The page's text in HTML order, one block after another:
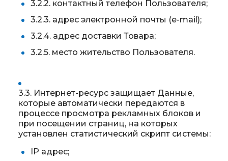
3.2.2. контактный телефон Пользователя;
3.2.3. адрес электронной почты (e-mail);
3.2.4. адрес доставки Товара;
3.2.5. место жительство Пользователя.
3.3. Интернет-ресурс защищает Данные,
которые автоматически передаются в
процессе просмотра рекламных блоков и
при посещении страниц, на которых
установлен статистический скрипт системы:
IP адрес;